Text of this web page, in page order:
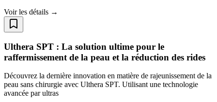
Voir les détails →
Ulthera SPT : La solution ultime pour le
raffermissement de la peau et la réduction des rides
Découvrez la dernière innovation en matière de rajeunissement de la
peau sans chirurgie avec Ulthera SPT. Utilisant une technologie
avancée par ultras